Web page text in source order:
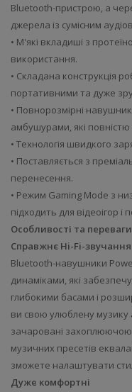
Bluetooth-пристрою, а
джерела із сумісним
• М'які вкладиші з
використання.
• Складана конструкція
портативними та дуже
• Повнорозмірні
амбушурами, які
• Технологія швидкого
• Поставляється з
перенесення.
• Режим Gaming Mode з
підходить для відеоігор і
Особливості та переваги
Справжнє Hi-Fi-звучання
Bluetooth-навушники
динаміками, які
глибокими басами і
ви свою улюблену
зачаровані захоплюючою
музичних пресетів
зможете налаштувати
Дуже комфортні